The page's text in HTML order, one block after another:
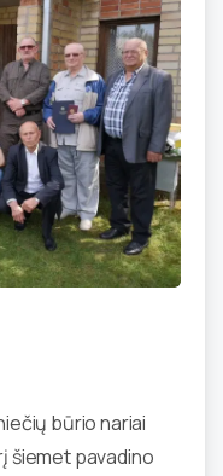
0
būrio nariai
šiemet pavadino